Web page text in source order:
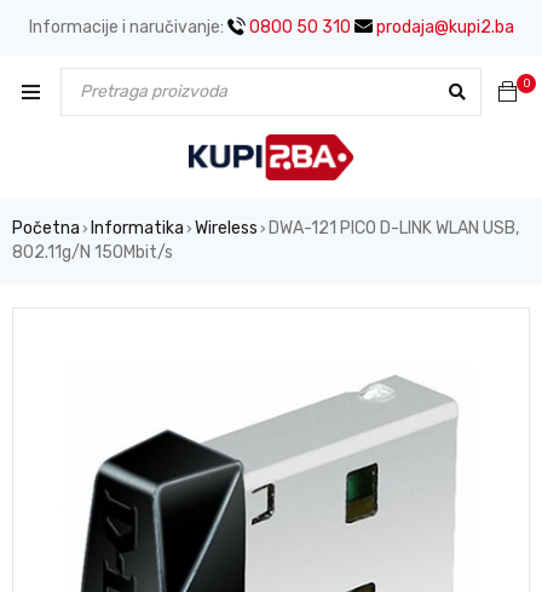
Informacije i naručivanje: 0800 50 310 prodaja@kupi2.ba
0
Početna › Informatika › Wireless › DWA-121 PICO D-LINK WLAN USB,
802.11g/N 150Mbit/s